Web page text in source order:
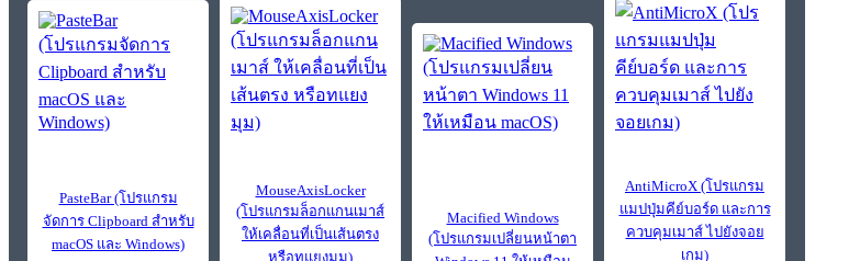
PasteBar (โปรแกรม
จัดการ Clipboard สำหรับ
macOS และ Windows)
MouseAxisLocker
(โปรแกรมล็อกแกนเมาส์
ให้เคลื่อนที่เป็นเส้นตรง
หรือทแยงมุม)
Macified Windows
(โปรแกรมเปลี่ยนหน้าตา
AntiMicroX (โปรแกรม
แมปปุ่มคีย์บอร์ด และการ
ควบคุมเมาส์ ไปยังจอย
เกม)